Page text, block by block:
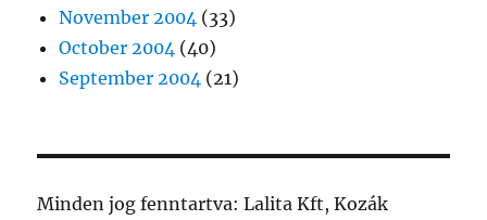
November 2004 (33)
October 2004 (40)
September 2004 (21)
Minden jog fenntartva: Lalita Kft, Kozák